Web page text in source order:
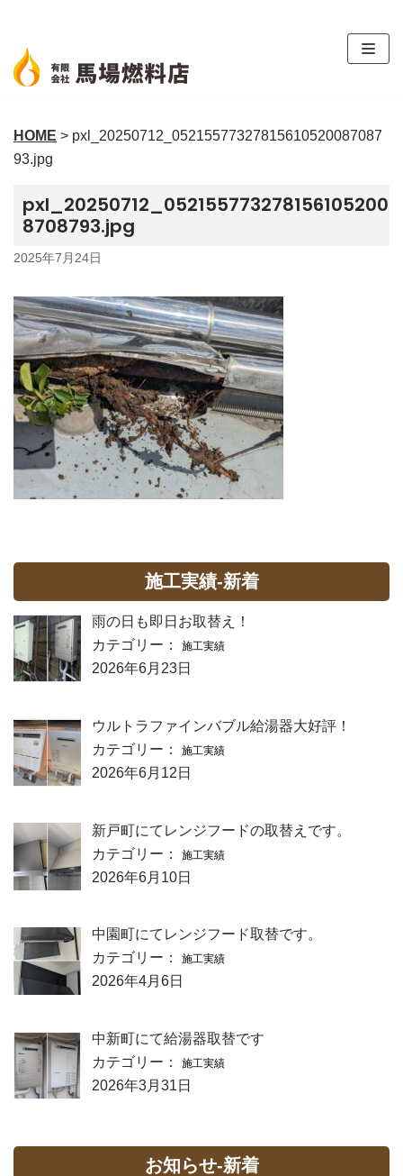
ン
テ
ン
へ
ス
ッ
プ
HOME > pxl_20250712_05215577327815610520087087
93.jpg
pxl_20250712_052155773278156105200
8708793.jpg
2025年7月24日
施工実績-新着
雨の日も即日お取替え！
カテゴリー：
施工実績
2026年6月23日
ウルトラファインバブル給湯器大好評！
カテゴリー：
施工実績
2026年6月12日
新戸町にてレンジフードの取替えです。
カテゴリー：
施工実績
2026年6月10日
中園町にてレンジフード取替です。
カテゴリー：
施工実績
2026年4月6日
中新町にて給湯器取替です
カテゴリー：
施工実績
2026年3月31日
お知らせ-新着